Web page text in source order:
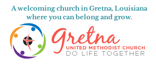
A welcoming church in Gretna, Louisiana
where you can belong and grow.